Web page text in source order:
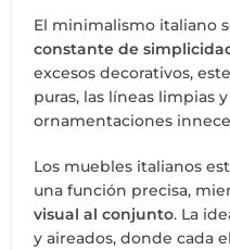
El minimalismo italiano
constante de
excesos decorativos,
puras, las líneas limpias
ornamentaciones
Los muebles italianos
una función precisa,
visual al conjunto. La
y aireados, donde cada